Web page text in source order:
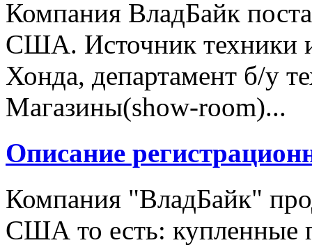
Компания ВладБайк
США. Источник техники
Хонда, департамент б/у
Магазины(show-room)...
Описание
Компания "ВладБайк"
США то есть: купленные